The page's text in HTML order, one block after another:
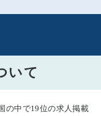
いて
の中で19位の求人掲載